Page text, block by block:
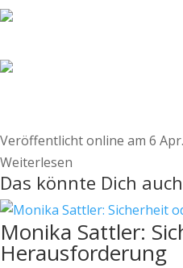
Veröffentlicht online am 6
Weiterlesen
Das könnte Dich
Monika Sattler:
Herausforderung